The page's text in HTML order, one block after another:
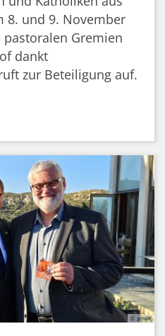
8. und 9. November
Gremien
dankt
zur Beteiligung auf.
© privat